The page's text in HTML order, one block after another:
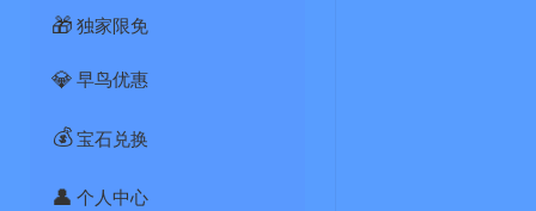
🎁 独家限免
💎 早鸟优惠
💰 宝石兑换
👤 个人中心